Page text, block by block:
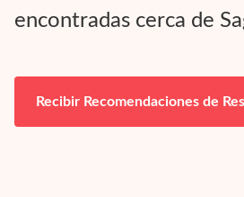
encontradas cerca de
Recibir Recomendaciones de